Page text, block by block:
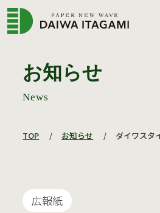
お知らせ
News
TOP / お知らせ / ダイワスタ
広報紙